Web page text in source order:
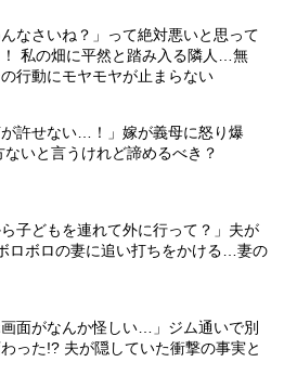
んなさいね？」って絶対悪いと思って
私の畑に平然と踏み入る隣人…無
行動にモヤモヤが止まらない
が許せない…！」嫁が義母に怒り爆
いと言うけれど諦めるべき？
ら子どもを連れて外に行って？」夫が
ロボロの妻に追い打ちをかける…妻の
画面がなんか怪しい…」ジム通いで別
った!? 夫が隠していた衝撃の事実と